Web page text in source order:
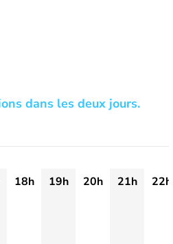
dans les deux jours.
18h 19h 20h 21h
22h